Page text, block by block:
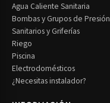
Agua Caliente Sanitaria
Bombas y Grupos de Presión
Sanitarios y Griferías
Riego
Piscina
Electrodomésticos
¿Necesitas instalador?